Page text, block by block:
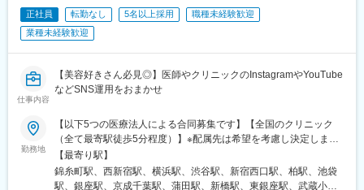
★訪問施設や訪問件数などは、自分でスケジュールを決めること
ができます
担当いただく製品は自己血糖測定器のみのため、短期間で業務に
慣れていただけます。
ートしやすい環境です。
■働き方：
・残業ほぼ無し（月0～5h程度）
└家事や育児などのプライベートと仕事を両立しやすい働き方で
正社員 転勤なし 5名以上採用
職種未経験歓迎
業種未経験歓迎
仕事内容
【美容好きさん必見◎】医師やクリニックのInstagramやYouTube
などSNS運用をおまかせ
勤務地
【以下5つの医療法人による合同募集です】【全国のクリニック
（全て最寄駅徒歩5分程度）】※配属先は希望を考慮し決定します
※転居を伴う転勤はありません／U・Iターン歓迎※希望する法人に
応募することが可能です＜医療法人 湘美会＞上野、新宿、横浜、
柏、池袋＜医療法人社団 孝和会＞表参道、上野、品川、渋谷、蒲
【最寄り駅】
錦糸町駅、西新宿駅、横浜駅、渋谷駅、新宿西口駅、柏駅、池袋
駅、銀座駅、京成千葉駅、蒲田駅、新橋駅、東銀座駅、武蔵小杉